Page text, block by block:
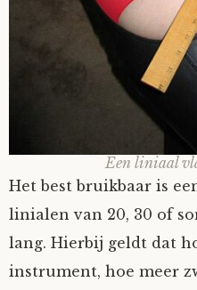
Fioontje
Jack
Juliette Stark
Een liniaal
Het best bruikbaar is
linialen van 20, 30 of
lang. Hierbij geldt dat
instrument, hoe meer